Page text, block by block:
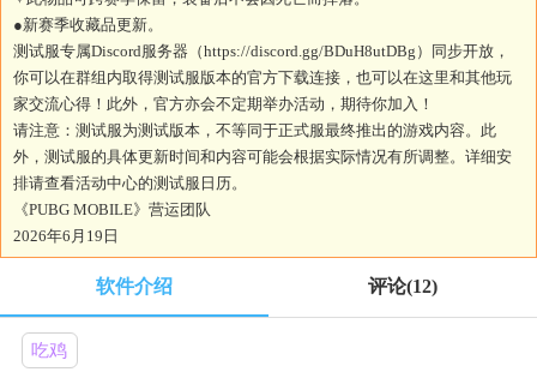
●新赛季收藏品更新。
测试服专属Discord服务器（https://discord.gg/BDuH8utDBg）同步开放，
你可以在群组内取得测试服版本的官方下载连接，也可以在这里和其他玩
家交流心得！此外，官方亦会不定期举办活动，期待你加入！
请注意：测试服为测试版本，不等同于正式服最终推出的游戏内容。此
外，测试服的具体更新时间和内容可能会根据实际情况有所调整。详细安
排请查看活动中心的测试服日历。
《PUBG MOBILE》营运团队
2026年6月19日
软件介绍 评论(12)
吃鸡